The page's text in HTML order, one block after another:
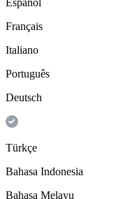
Español
Français
Italiano
Português
Deutsch
Türkçe
Bahasa Indonesia
Bahasa Melayu